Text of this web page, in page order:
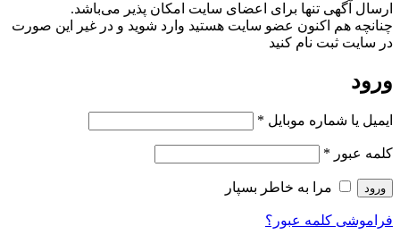
ارسال آگهی تنها برای اعضای سایت امکان پذیر می‌باشد.
چنانچه هم‌ اکنون عضو سایت هستید وارد شوید و در غیر این صورت
در سایت ثبت نام کنید
ورود
ایمیل یا شماره موبایل *
کلمه عبور *
ورود مرا به خاطر بسپار
فراموشی کلمه عبور؟